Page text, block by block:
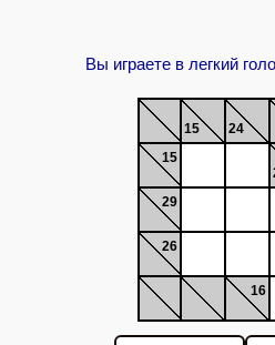
Вы играете в легкий
15
24
15
29
26
16